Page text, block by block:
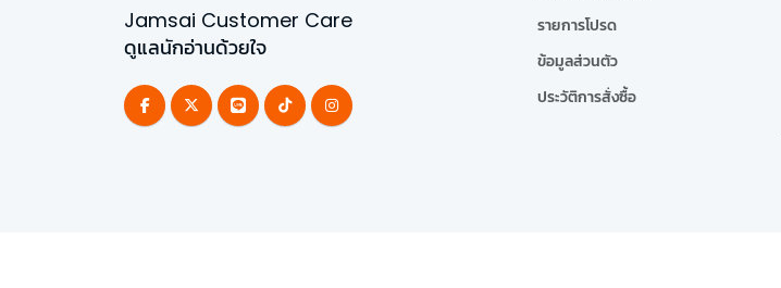
Jamsai Customer Care
ดูแลนักอ่านด้วยใจ
รายการโปรด
ข้อมูลส่วนตัว
ประวัติการสั่งซื้อ